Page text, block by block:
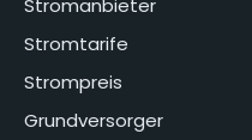
Stromanbieter
Stromtarife
Strompreis
Grundversorger